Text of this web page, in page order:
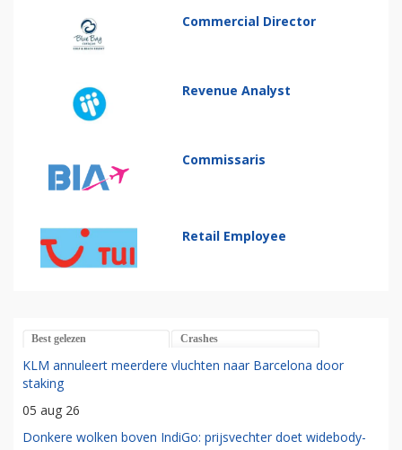
Commercial Director
Revenue Analyst
Commissaris
Retail Employee
Best gelezen Crashes
KLM annuleert meerdere vluchten naar Barcelona door
staking
05 aug 26
Donkere wolken boven IndiGo: prijsvechter doet widebody-